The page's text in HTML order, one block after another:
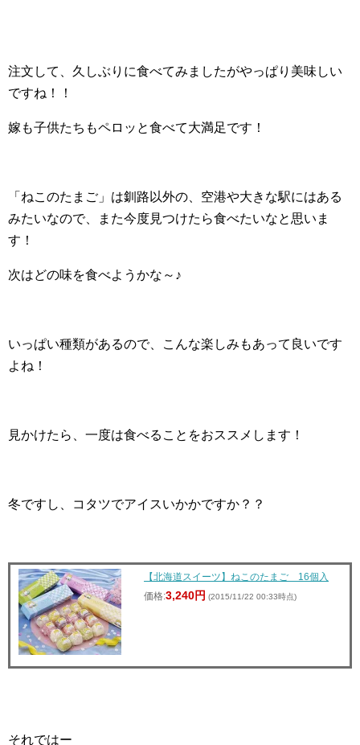
注文して、久しぶりに食べてみましたがやっぱり美味しい
ですね！！
嫁も子供たちもペロッと食べて大満足です！
「ねこのたまご」は釧路以外の、空港や大きな駅にはある
みたいなので、また今度見つけたら食べたいなと思いま
す！
次はどの味を食べようかな～♪
いっぱい種類があるので、こんな楽しみもあって良いです
よね！
見かけたら、一度は食べることをおススメします！
冬ですし、コタツでアイスいかかですか？？
【北海道スイーツ】ねこのたまご 16個入
価格:3,240円 (2015/11/22 00:33時点)
それではー